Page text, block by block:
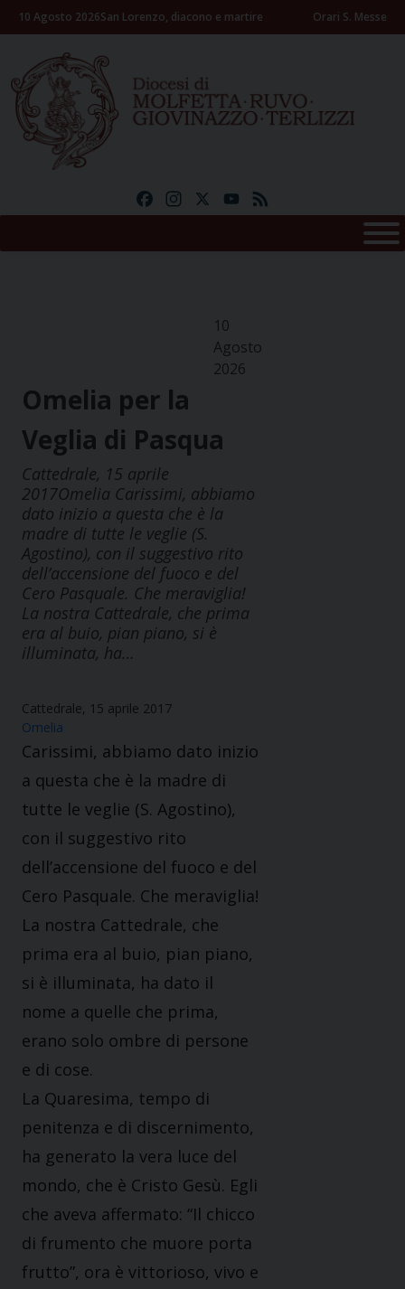
Skip10 Agosto 2026San Lorenzo, diacono e martire Orari S. Messe
FacebookInstagramYouTube
10
Agosto
2026
Omelia per la
Veglia di Pasqua
Cattedrale, 15 aprile
2017Omelia Carissimi, abbiamo
dato inizio a questa che è la
madre di tutte le veglie (S.
Agostino), con il suggestivo rito
dell’accensione del fuoco e del
Cero Pasquale. Che meraviglia!
La nostra Cattedrale, che prima
era al buio, pian piano, si è
illuminata, ha…
Cattedrale, 15 aprile 2017
Omelia
Carissimi, abbiamo dato inizio
a questa che è la madre di
tutte le veglie (S. Agostino),
con il suggestivo rito
dell’accensione del fuoco e del
Cero Pasquale. Che meraviglia!
La nostra Cattedrale, che
prima era al buio, pian piano,
si è illuminata, ha dato il
nome a quelle che prima,
erano solo ombre di persone
e di cose.
La Quaresima, tempo di
penitenza e di discernimento,
ha generato la vera luce del
mondo, che è Cristo Gesù. Egli
che aveva affermato: “Il chicco
di frumento che muore porta
frutto”, ora è vittorioso, vivo e